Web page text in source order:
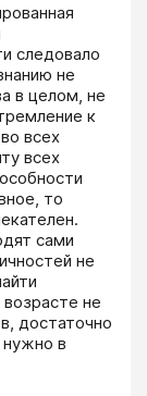
следовало
не
в целом, не
к
всех
всех
то
сами
не
не
достаточно
нужно в